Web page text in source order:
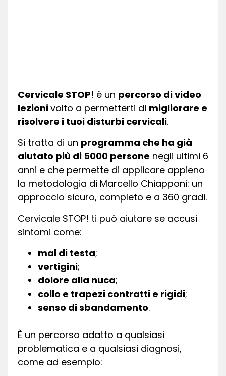
Cervicale STOP! è un percorso di video
lezionivolto a permetterti di migliorare e
risolvere i tuoi disturbi cervicali.
Si tratta di un programma che ha già
aiutato più di 5000 persone negli ultimi 6
anni e che permette di applicare appieno
la metodologia di Marcello Chiapponi: un
approccio sicuro, completo e a 360 gradi.
Cervicale STOP! ti può aiutare se accusi
sintomi come:
mal di testa;
vertigini;
dolore alla nuca;
collo e trapezi contratti e rigidi;
senso di sbandamento.
È un percorso adatto a qualsiasi
problematica e a qualsiasi diagnosi,
come ad esempio: